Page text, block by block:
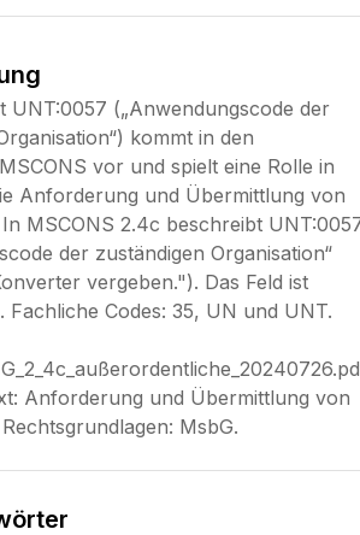
UNT:0057 („Anwendungscode der
kommt in den
vor und spielt eine Rolle in
Anforderung und Übermittlung von
MSCONS 2.4c beschreibt
der zuständigen Organisation“
vergeben."). Das Feld ist
Fachliche Codes: 35, UN und UNT.
Anforderung und Übermittlung von
MsbG.